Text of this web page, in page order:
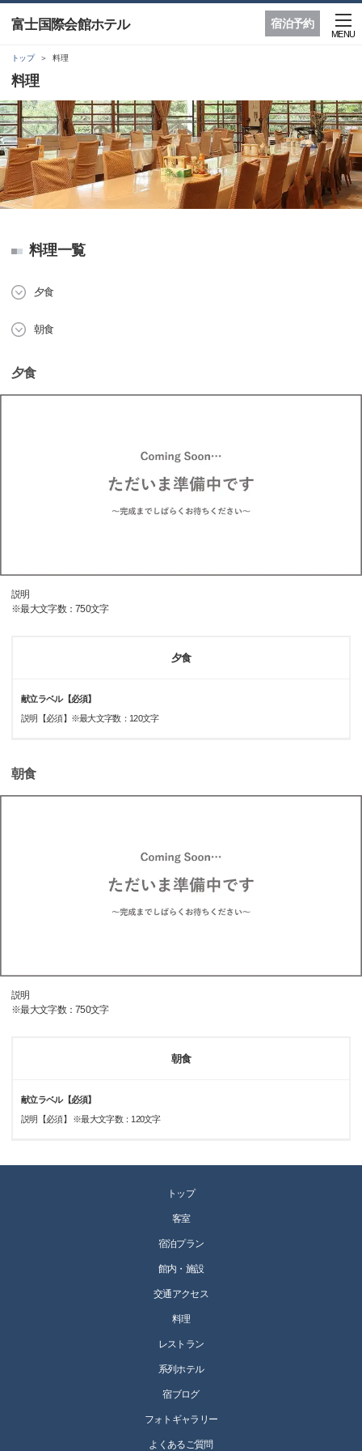
宿泊予約
富士国際会館ホテル
MENU
トップ 料理
料理
料理一覧
夕食
朝食
夕食
説明
※最大文字数：750文字
夕食
献立ラベル【必須】
説明【必須】※最大文字数：120文字
朝食
説明
※最大文字数：750文字
朝食
献立ラベル【必須】
説明【必須】 ※最大文字数：120文字
トップ
客室
宿泊プラン
館内・施設
交通アクセス
料理
レストラン
系列ホテル
宿ブログ
フォトギャラリー
よくあるご質問